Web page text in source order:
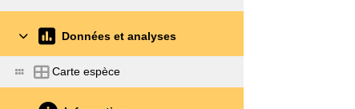
Données et analyses
Carte espèce